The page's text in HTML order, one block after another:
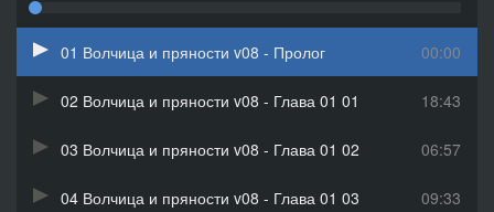
00:00
01 Волчица и пряности v08 - Пролог
18:43
02 Волчица и пряности v08 - Глава 01 01
06:57
03 Волчица и пряности v08 - Глава 01 02
09:33
04 Волчица и пряности v08 - Глава 01 03